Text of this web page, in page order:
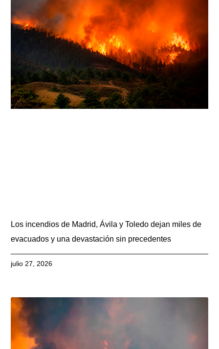
Los incendios de Madrid, Ávila y Toledo dejan miles de
evacuados y una devastación sin precedentes
julio 27, 2026